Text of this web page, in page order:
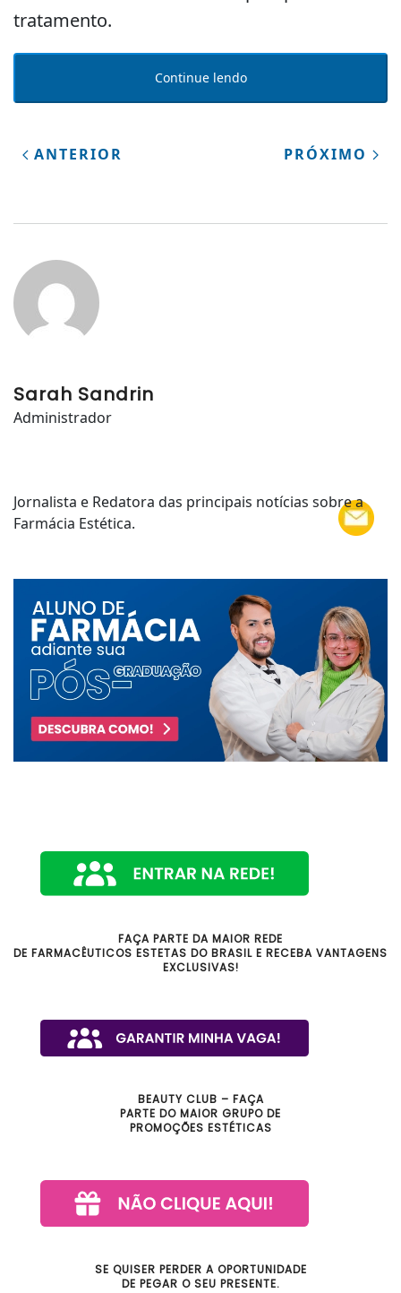
tratamento.
Continue lendo
ANTERIOR PRÓXIMO
Sarah Sandrin
Administrador
Jornalista e Redatora das principais notícias sobre a
Farmácia Estética.
FAÇA PARTE DA MAIOR REDE
DE FARMACÊUTICOS ESTETAS DO BRASIL E RECEBA VANTAGENS
EXCLUSIVAS!
BEAUTY CLUB – FAÇA
PARTE DO MAIOR GRUPO DE
PROMOÇÕES ESTÉTICAS
SE QUISER PERDER A OPORTUNIDADE
DE PEGAR O SEU PRESENTE.